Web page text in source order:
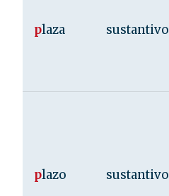
plaza sustantivo
plazo sustantivo